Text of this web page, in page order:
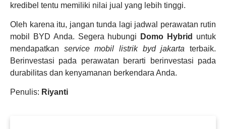
kredibel tentu memiliki nilai jual yang lebih tinggi.
Oleh karena itu, jangan tunda lagi jadwal perawatan rutin
mobil BYD Anda. Segera hubungi
Domo Hybrid
untuk
mendapatkan service mobil listrik byd jakarta terbaik.
Berinvestasi pada perawatan berarti berinvestasi pada
durabilitas dan kenyamanan berkendara Anda.
Penulis: Riyanti